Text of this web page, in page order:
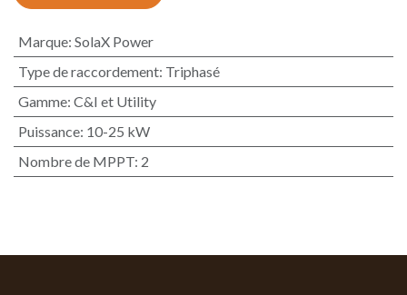
Marque: SolaX Power
Type de raccordement: Triphasé
Gamme: C&I et Utility
Puissance: 10-25 kW
Nombre de MPPT: 2